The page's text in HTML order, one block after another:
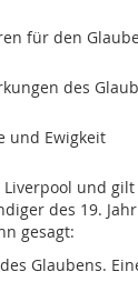
für den
des
und Ewigkeit
Liverpool und
des 19.
gesagt:
Glaubens.